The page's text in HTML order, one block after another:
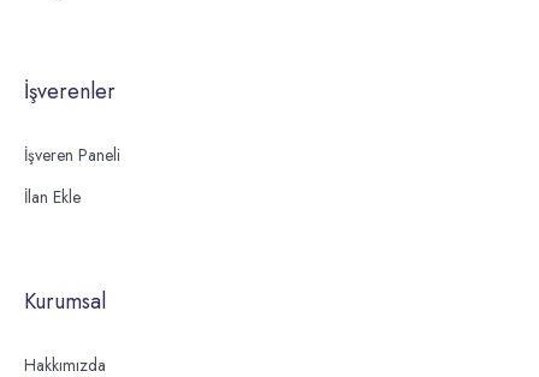
İşverenler
İşveren Paneli
İlan Ekle
Kurumsal
Hakkımızda